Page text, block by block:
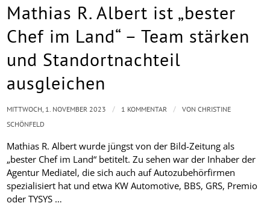
Mathias R. Albert ist „bester
Chef im Land“ – Team stärken
und Standortnachteil
ausgleichen
Mathias R. Albert wurde jüngst von der Bild-Zeitung als
„bester Chef im Land“ betitelt. Zu sehen war der Inhaber der
Agentur Mediatel, die sich auch auf Autozubehörfirmen
spezialisiert hat und etwa KW Automotive, BBS, GRS, Premio
oder TYSYS …
MITTWOCH, 1. NOVEMBER 2023 / 1 KOMMENTAR / VONCHRISTINE
SCHÖNFELD